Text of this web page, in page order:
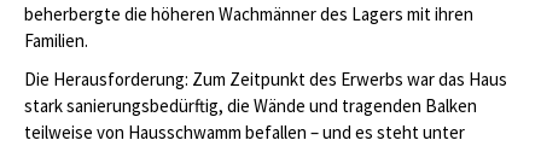
beherbergte die höheren Wachmänner des Lagers mit ihren
Familien.
Die Herausforderung: Zum Zeitpunkt des Erwerbs war das Haus
stark sanierungsbedürftig, die Wände und tragenden Balken
teilweise von Hausschwamm befallen – und es steht unter